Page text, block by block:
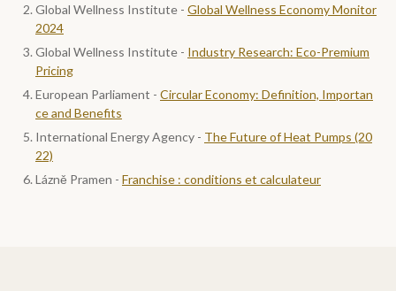
Global Wellness Institute - Global Wellness Economy Monitor
2024
Global Wellness Institute - Industry Research: Eco-Premium
Pricing
European Parliament - Circular Economy: Definition, Importan
ce and Benefits
International Energy Agency - The Future of Heat Pumps (20
22)
Lázně Pramen - Franchise : conditions et calculateur